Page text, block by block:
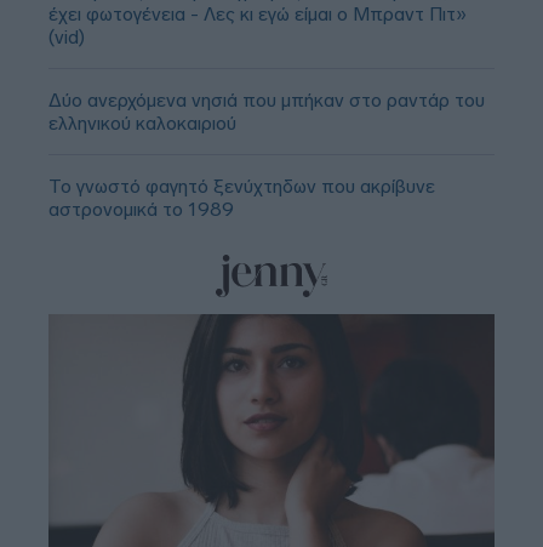
έχει φωτογένεια - Λες κι εγώ είμαι ο Μπραντ Πιτ»
(vid)
Δύο ανερχόμενα νησιά που μπήκαν στο ραντάρ του
ελληνικού καλοκαιριού
Το γνωστό φαγητό ξενύχτηδων που ακρίβυνε
αστρονομικά το 1989